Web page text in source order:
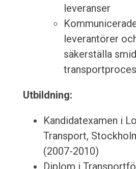
leveranser
leverantörer
säkerställa
Utbildning:
Kandidatexamen i
Transport,
(2007-2010)
Diplom i